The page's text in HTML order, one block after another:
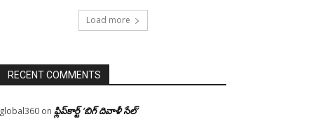
Load more
RECENT COMMENTS
global360 on ఫ్లిప్‌కార్ట్ ‘బిగ్ దివాళీ సేల్’